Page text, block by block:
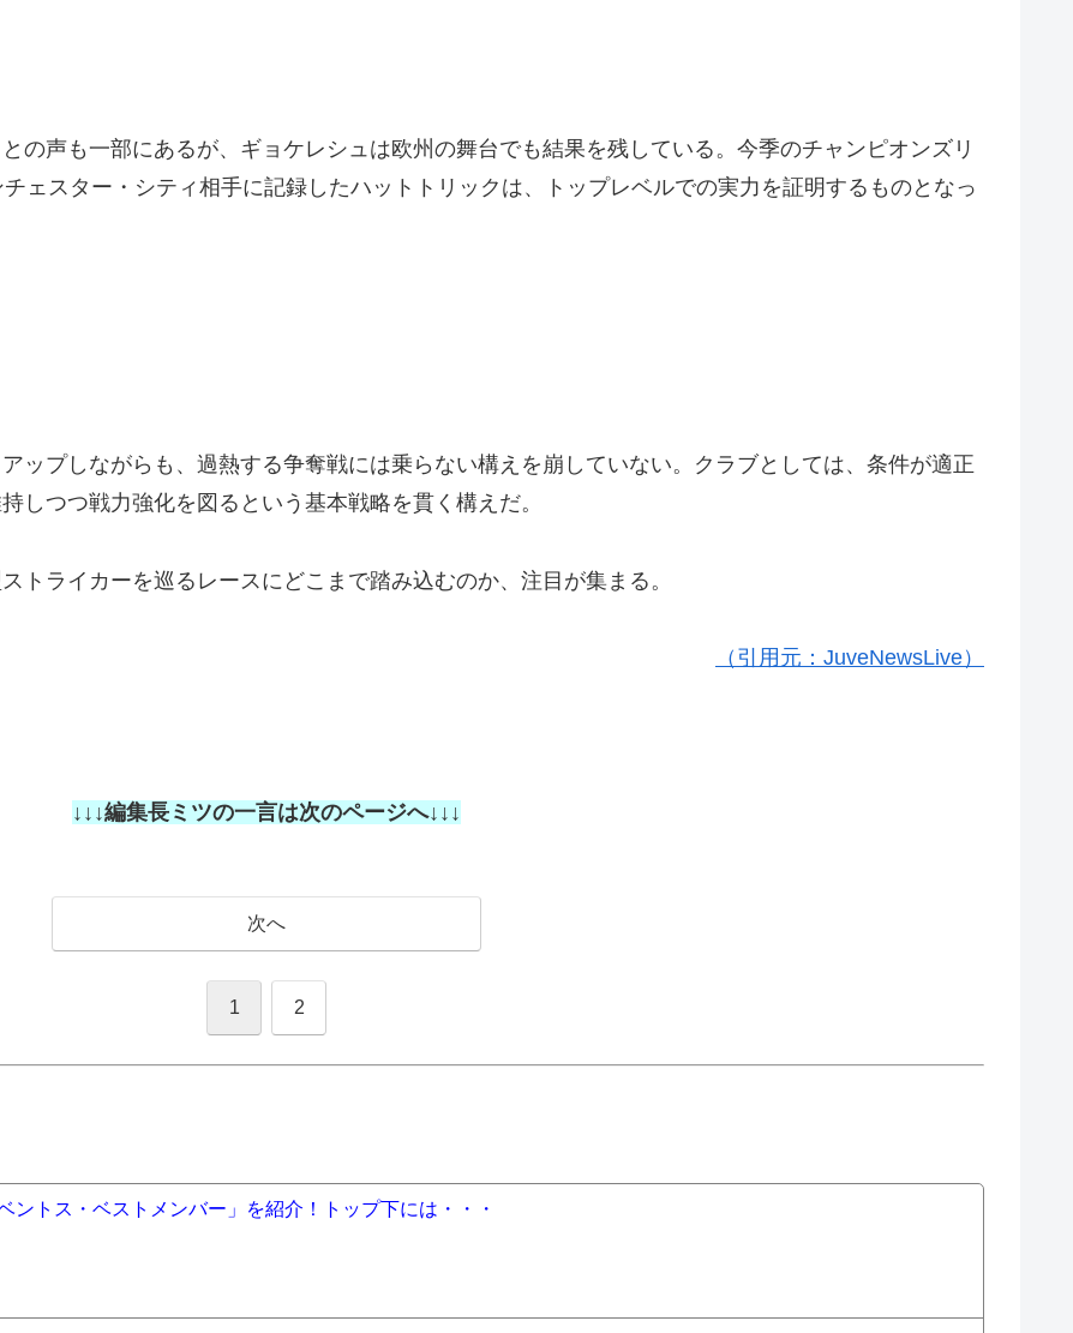
の声も一部にあるが、ギョケレシュは欧州の舞台でも結果を残している。今季のチャンピオンズリ
ェスター・シティ相手に記録したハットトリックは、トップレベルでの実力を証明するものとなっ
ップしながらも、過熱する争奪戦には乗らない構えを崩していない。クラブとしては、条件が適正
しつつ戦力強化を図るという基本戦略を貫く構えだ。
トライカーを巡るレースにどこまで踏み込むのか、注目が集まる。
（引用元：JuveNewsLive）
↓↓↓編集長ミツの一言は次のページへ↓↓↓
次へ
1 2
ントス・ベストメンバー」を紹介！トップ下には・・・